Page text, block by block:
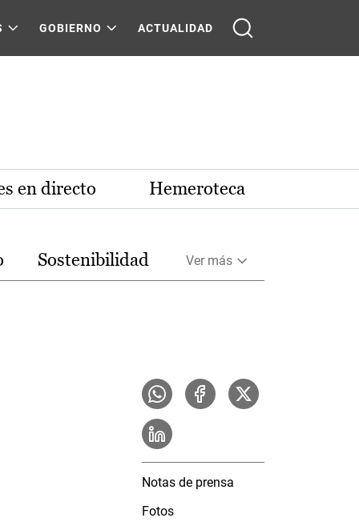
GOBIERNO ACTUALIDAD
en directo Hemeroteca
Sostenibilidad Ver más
Notas de prensa
Fotos